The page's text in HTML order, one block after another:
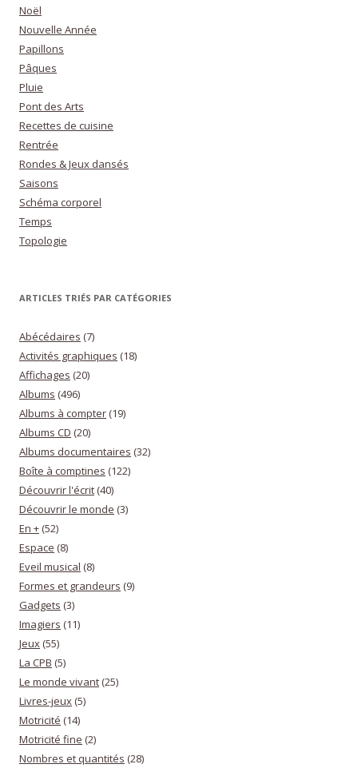
Noël
Nouvelle Année
Papillons
Pâques
Pluie
Pont des Arts
Recettes de cuisine
Rentrée
Rondes & Jeux dansés
Saisons
Schéma corporel
Temps
Topologie
ARTICLES TRIÉS PAR CATÉGORIES
Abécédaires (7)
Activités graphiques (18)
Affichages (20)
Albums (496)
Albums à compter (19)
Albums CD (20)
Albums documentaires (32)
Boîte à comptines (122)
Découvrir l'écrit (40)
Découvrir le monde (3)
En + (52)
Espace (8)
Eveil musical (8)
Formes et grandeurs (9)
Gadgets (3)
Imagiers (11)
Jeux (55)
La CPB (5)
Le monde vivant (25)
Livres-jeux (5)
Motricité (14)
Motricité fine (2)
Nombres et quantités (28)